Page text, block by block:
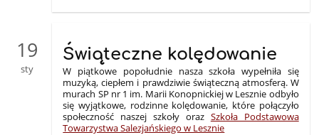
19
sty
Świąteczne kolędowanie
W piątkowe popołudnie nasza szkoła wypełniła się
muzyką, ciepłem i prawdziwie świąteczną atmosferą. W
murach SP nr 1 im. Marii Konopnickiej w Lesznie odbyło
się wyjątkowe, rodzinne kolędowanie, które połączyło
społeczność naszej szkoły oraz Szkoła Podstawowa
Towarzystwa Salezjańskiego w Lesznie